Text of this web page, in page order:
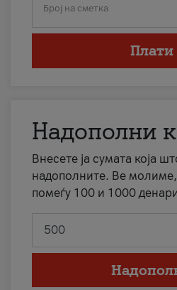
Број на сметка
Плати
Надополни
Внесете ја сумата која
надополните. Ве молиме,
помеѓу 100 и 1000